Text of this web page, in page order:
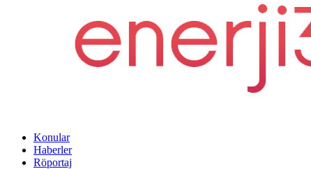
Konular
Haberler
Röportaj